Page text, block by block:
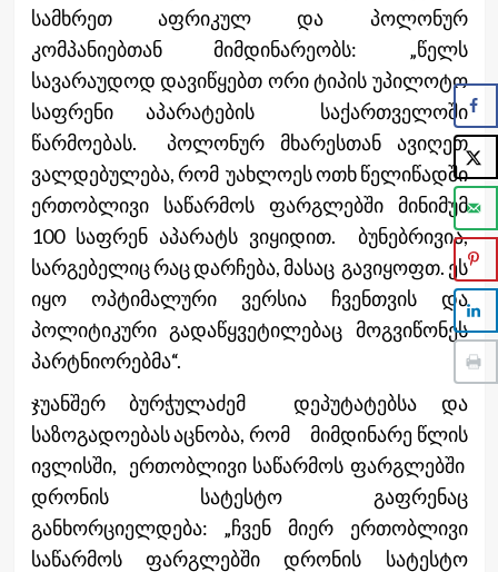
სამხრეთ აფრიკულ და პოლონურ
კომპანიებთან მიმდინარეობს: „წელს
სავარაუდოდ დავიწყებთ ორი ტიპის უპილოტო
საფრენი აპარატების საქართველოში
წარმოებას. პოლონურ მხარესთან ავიღეთ
ვალდებულება, რომ უახლოეს ოთხ წელიწადში
ერთობლივი საწარმოს ფარგლებში მინიმუმ
100 საფრენ აპარატს ვიყიდით. ბუნებრივია,
სარგებელიც რაც დარჩება, მასაც გავიყოფთ. ეს
იყო ოპტიმალური ვერსია ჩვენთვის და
პოლიტიკური გადაწყვეტილებაც მოგვიწონეს
პარტნიორებმა“.
ჯუანშერ ბურჭულაძემ დეპუტატებსა და
საზოგადოებას აცნობა, რომ მიმდინარე წლის
ივლისში, ერთობლივი საწარმოს ფარგლებში
დრონის სატესტო გაფრენაც
განხორციელდება: „ჩვენ მიერ ერთობლივი
საწარმოს ფარგლებში დრონის სატესტო